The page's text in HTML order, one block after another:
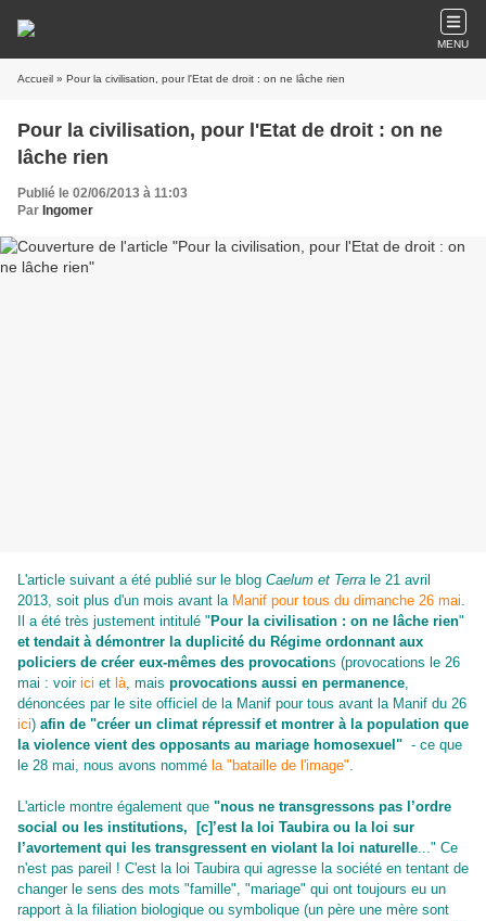
MENU
Accueil » Pour la civilisation, pour l'Etat de droit : on ne lâche rien
Pour la civilisation, pour l'Etat de droit : on ne
lâche rien
Publié le 02/06/2013 à 11:03
Par Ingomer
L'article suivant a été publié sur le blog Caelum et Terra le 21 avril
2013, soit plus d'un mois avant la Manif pour tous du dimanche 26 mai.
Il a été très justement intitulé " Pour la civilisation : on ne lâche rien"
et tendait à démontrer la duplicité du Régime ordonnant aux
policiers de créer eux-mêmes des provocations (provocations le 26
mai : voir ici et là, mais provocations aussi en permanence,
dénoncées par le site officiel de la Manif pour tous avant la Manif du 26
ici) afin de "créer un climat répressif et montrer à la population que
la violence vient des opposants au mariage homosexuel " - ce que
le 28 mai, nous avons nommé la "bataille de l'image".
L'article montre également que "nous ne transgressons pas l’ordre
social ou les institutions, [c]’est la loi Taubira ou la loi sur
l’avortement qui les transgressent en violant la loi naturelle..." Ce
n'est pas pareil ! C'est la loi Taubira qui agresse la société en tentant de
changer le sens des mots "famille", "mariage" qui ont toujours eu un
rapport à la filiation biologique ou symbolique (un père une mère sont